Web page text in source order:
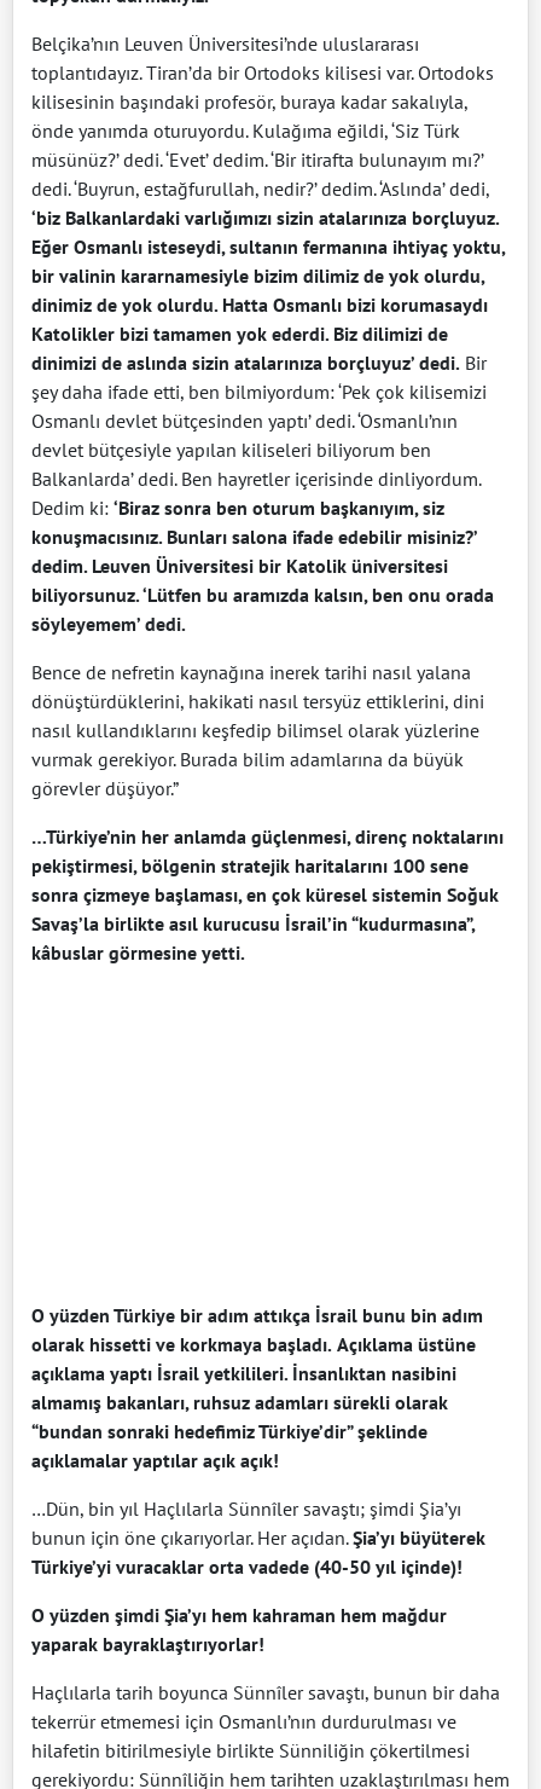
Belçika’nın Leuven Üniversitesi’nde uluslararası
toplantıdayız. Tiran’da bir Ortodoks kilisesi var. Ortodoks
kilisesinin başındaki profesör, buraya kadar sakalıyla,
önde yanımda oturuyordu. Kulağıma eğildi, ‘Siz Türk
müsünüz?’ dedi. ‘Evet’ dedim. ‘Bir itirafta bulunayım mı?’
dedi. ‘Buyrun, estağfurullah, nedir?’ dedim. ‘Aslında’ dedi,
‘biz Balkanlardaki varlığımızı sizin atalarınıza borçluyuz.
Eğer Osmanlı isteseydi, sultanın fermanına ihtiyaç yoktu,
bir valinin kararnamesiyle bizim dilimiz de yok olurdu,
dinimiz de yok olurdu. Hatta Osmanlı bizi korumasaydı
Katolikler bizi tamamen yok ederdi. Biz dilimizi de
dinimizi de aslında sizin atalarınıza borçluyuz’ dedi. ​Bir
şey daha ifade etti, ben bilmiyordum: ‘Pek çok kilisemizi
Osmanlı devlet bütçesinden yaptı’ dedi. ‘Osmanlı’nın
devlet bütçesiyle yapılan kiliseleri biliyorum ben
Balkanlarda’ dedi. Ben hayretler içerisinde dinliyordum.
Dedim ki: ‘Biraz sonra ben oturum başkanıyım, siz
konuşmacısınız. Bunları salona ifade edebilir misiniz?’
dedim. Leuven Üniversitesi bir Katolik üniversitesi
biliyorsunuz. ‘Lütfen bu aramızda kalsın, ben onu orada
söyleyemem’ dedi.
​Bence de nefretin kaynağına inerek tarihi nasıl yalana
dönüştürdüklerini, hakikati nasıl tersyüz ettiklerini, dini
nasıl kullandıklarını keşfedip bilimsel olarak yüzlerine
vurmak gerekiyor. Burada bilim adamlarına da büyük
görevler düşüyor.”
…Türkiye’nin her anlamda güçlenmesi, direnç noktalarını
pekiştirmesi, bölgenin stratejik haritalarını 100 sene
sonra çizmeye başlaması, en çok küresel sistemin Soğuk
Savaş’la birlikte asıl kurucusu İsrail’in “kudurmasına”,
kâbuslar görmesine yetti.
O yüzden Türkiye bir adım attıkça İsrail bunu bin adım
olarak hissetti ve korkmaya başladı. Açıklama üstüne
açıklama yaptı İsrail yetkilileri. İnsanlıktan nasibini
almamış bakanları, ruhsuz adamları sürekli olarak
“bundan sonraki hedefimiz Türkiye’dir” şeklinde
açıklamalar yaptılar açık açık!
…Dün, bin yıl Haçlılarla Sünnîler savaştı; şimdi Şia’yı
bunun için öne çıkarıyorlar. Her açıdan.Şia’yı büyüterek
Türkiye’yi vuracaklar orta vadede (40-50 yıl içinde)!
O yüzden şimdi Şia’yı hem kahraman hem mağdur
yaparak bayraklaştırıyorlar!
Haçlılarla tarih boyunca Sünnîler savaştı, bunun bir daha
tekerrür etmemesi için Osmanlı’nın durdurulması ve
hilafetin bitirilmesiyle birlikte Sünniliğin çökertilmesi
gerekiyordu: Sünnîliğin hem tarihten uzaklaştırılması hem